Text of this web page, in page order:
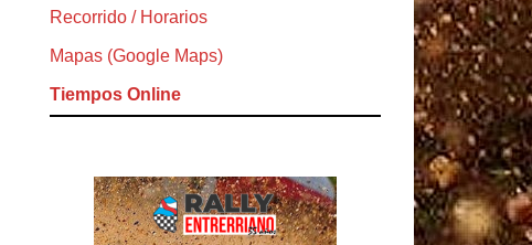
Recorrido / Horarios
Mapas (Google Maps)
Tiempos Online